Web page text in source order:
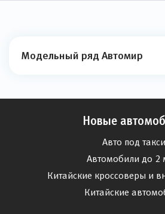
Модельный ряд Автомир
Новые
Авто под такси
Автомобили до 2
Китайские кроссоверы и
Китайские